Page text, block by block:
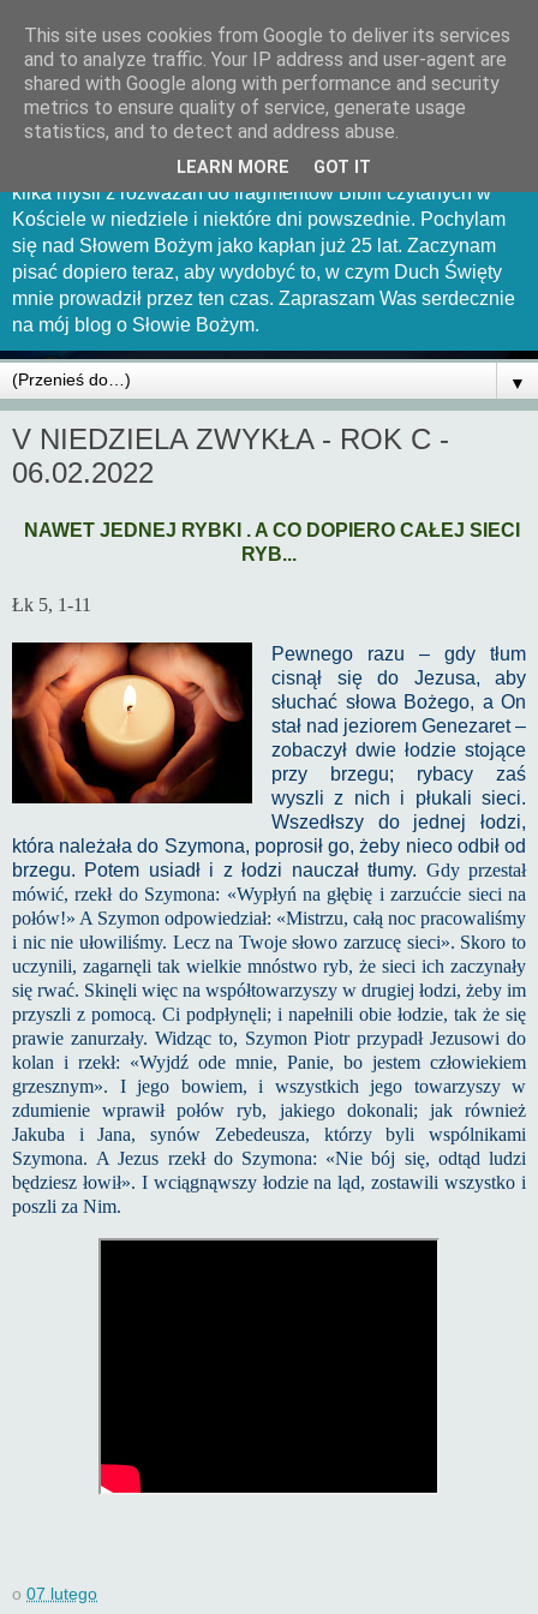
Mów Panie bo sługa Twój
słucha
Witam Was serdecznie na tej stronce. Chciałbym uchwycić
kilka myśli z rozważań do fragmentów Biblii czytanych w
Kościele w niedziele i niektóre dni powszednie. Pochylam
się nad Słowem Bożym jako kapłan już 25 lat. Zaczynam
pisać dopiero teraz, aby wydobyć to, w czym Duch Święty
mnie prowadził przez ten czas. Zapraszam Was serdecznie
na mój blog o Słowie Bożym.
▼
V NIEDZIELA ZWYKŁA - ROK C -
06.02.2022
NAWET JEDNEJ RYBKI . A CO DOPIERO CAŁEJ SIECI
RYB...
Łk 5, 1-11
Pewnego razu – gdy tłum
cisnął się do Jezusa, aby
słuchać słowa Bożego, a On
stał nad jeziorem Genezaret –
zobaczył dwie łodzie stojące
przy brzegu; rybacy zaś
wyszli z nich i płukali sieci.
Wszedłszy do jednej łodzi,
która należała do Szymona, poprosił go, żeby nieco odbił od
brzegu. Potem usiadł i z łodzi nauczał tłumy. Gdy przestał
mówić, rzekł do Szymona: «Wypłyń na głębię i zarzućcie sieci na
połów!» A Szymon odpowiedział: «Mistrzu, całą noc pracowaliśmy
i nic nie ułowiliśmy. Lecz na Twoje słowo zarzucę sieci». Skoro to
uczynili, zagarnęli tak wielkie mnóstwo ryb, że sieci ich zaczynały
się rwać. Skinęli więc na współtowarzyszy w drugiej łodzi, żeby im
przyszli z pomocą. Ci podpłynęli; i napełnili obie łodzie, tak że się
prawie zanurzały. Widząc to, Szymon Piotr przypadł Jezusowi do
kolan i rzekł: «Wyjdź ode mnie, Panie, bo jestem człowiekiem
grzesznym». I jego bowiem, i wszystkich jego towarzyszy w
zdumienie wprawił połów ryb, jakiego dokonali; jak również
Jakuba i Jana, synów Zebedeusza, którzy byli wspólnikami
Szymona.A Jezus rzekł do Szymona: «Nie bój się, odtąd ludzi
będziesz łowił». I wciągnąwszy łodzie na ląd, zostawili wszystko i
poszli za Nim.
o 07 lutego
This site uses cookies from Google to deliver its services
and to analyze traffic. Your IP address and user-agent are
shared with Google along with performance and security
metrics to ensure quality of service, generate usage
statistics, and to detect and address abuse.
LEARN MORE GOT IT